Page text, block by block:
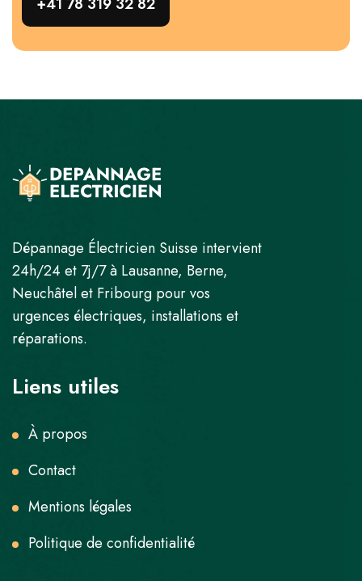
+41 78 319 32 82
Dépannage Électricien Suisse intervient
24h/24 et 7j/7 à Lausanne, Berne,
Neuchâtel et Fribourg pour vos
urgences électriques, installations et
réparations.
Liens utiles
À propos
Contact
Mentions légales
Politique de confidentialité